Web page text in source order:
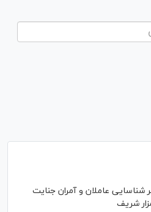
شناسایی عاملان و آمران جنایت
شریف